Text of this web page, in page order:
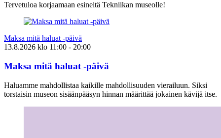
Tervetuloa korjaamaan esineitä Tekniikan museolle!
Maksa mitä haluat -päivä
13.8.2026 klo 11:00 - 20:00
Maksa mitä haluat -päivä
Haluamme mahdollistaa kaikille mahdollisuuden vierailuun. Siksi
torstaisin museon sisäänpääsyn hinnan määrittää jokainen kävijä itse.